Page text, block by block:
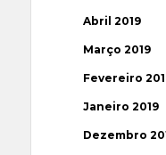
Abril 2019
Março 2019
Fevereiro
Janeiro 2019
Dezembro